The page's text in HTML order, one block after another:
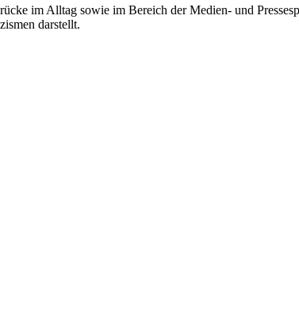
im Alltag sowie im Bereich der Medien- und
darstellt.